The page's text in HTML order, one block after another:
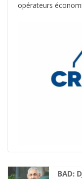
opérateurs
BAD: